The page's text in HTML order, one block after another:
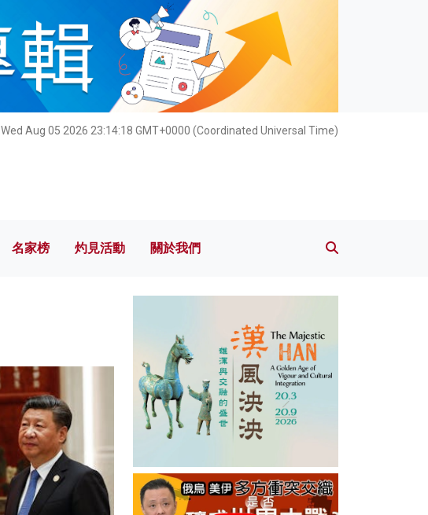
Wed Aug 05 2026 23:14:19 GMT+0000 (Coordinated Universal Time)
名家榜 灼見活動 關於我們
名家榜 灼見活動 關於我們